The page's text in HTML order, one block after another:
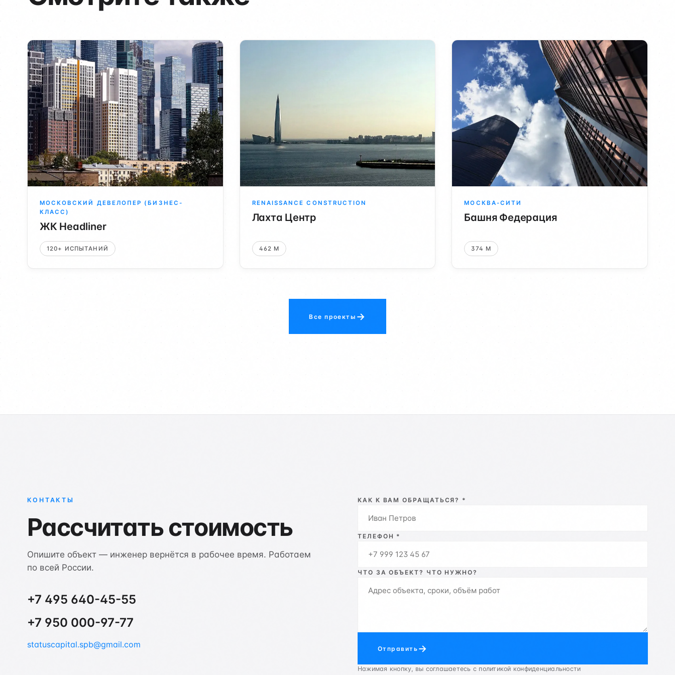
МОСКОВСКИЙ ДЕВЕЛОПЕР (БИЗНЕС-
КЛАСС)
ЖК Headliner
120+ ИСПЫТАНИЙ
RENAISSANCE CONSTRUCTION
Лахта Центр
462 М
МОСКВА-СИТИ
Башня Федерация
374 М
Все проекты →
КОНТАКТЫ
Рассчитать стоимость
Опишите объект — инженер вернётся в рабочее время. Работаем
по всей России.
+7 495 640-45-55
+7 950 000-97-77
statuscapital.spb@gmail.com
КАК К ВАМ ОБРАЩАТЬСЯ? *
ТЕЛЕФОН *
ЧТО ЗА ОБЪЕКТ? ЧТО НУЖНО?
Отправить →
Нажимая кнопку, вы соглашаетесь с политикой конфиденциальности